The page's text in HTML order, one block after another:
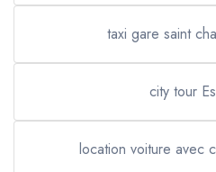
taxi gare saint
city tour
location voiture avec